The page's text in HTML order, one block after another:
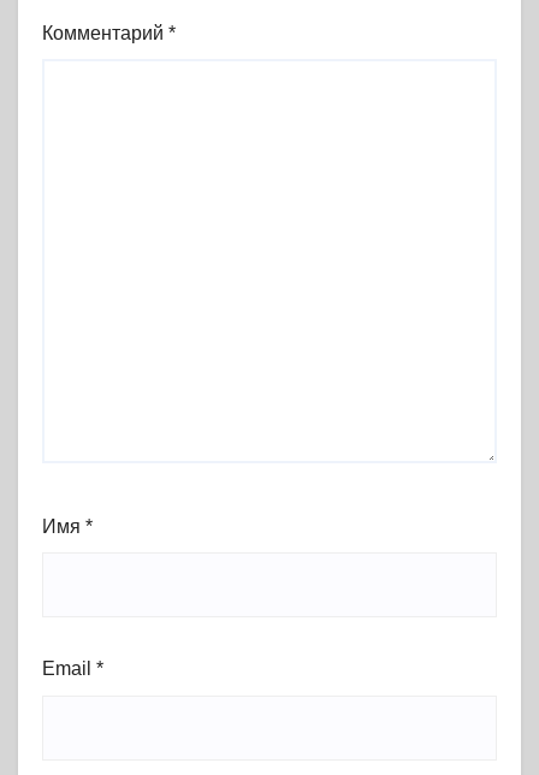
Комментарий *
Имя *
Email *